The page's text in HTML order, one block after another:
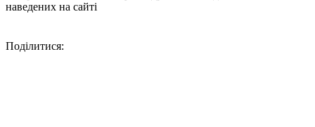
наведених на сайті
Поділитися: